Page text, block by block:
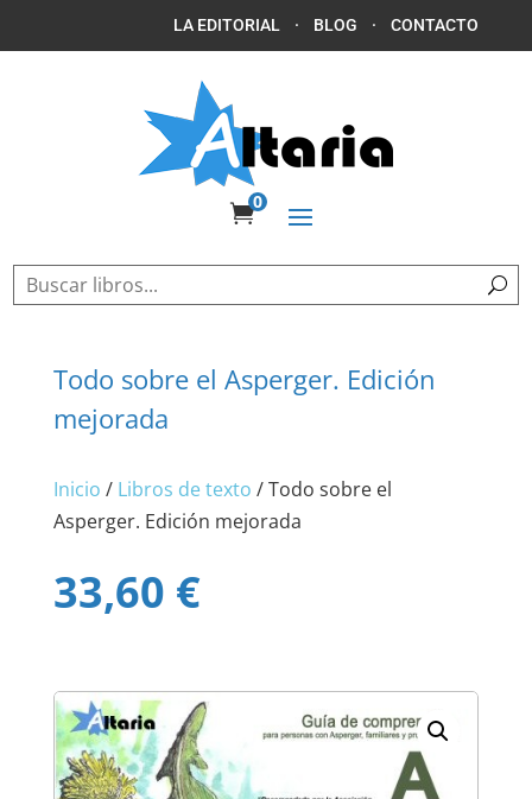
LA EDITORIAL · BLOG ·CONTACTO
0
Todo sobre el Asperger. Edición
mejorada
Inicio / Libros de texto / Todo sobre el
Asperger. Edición mejorada
33,60 €